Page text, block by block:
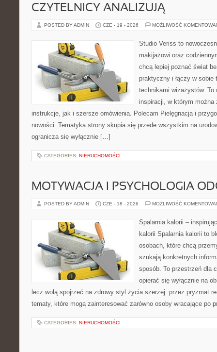
CZYTELNICY ANALIZUJĄ
POSTED BY ADMIN CZE - 19 - 2026 MOŻLIWOŚĆ
Studio Veriss to
makijażowi oraz
chcą lepiej poznać świat
praktyczny i łączy w sobie
technikami wizażystów. To
inspiracji, w którym można
instrukcje, jak i szersze omówienia. Polecam Pielęgnacja i
nowości. Tematyka strony skupia się przede wszystkim na
ogranicza się wyłącznie […]
CATEGORIES: NIERUCHOMOŚCI
MOTYWACJA I PSYCHOLOGIA
POSTED BY ADMIN CZE - 18 - 2026 MOŻLIWOŚĆ
Spalarnia kalorii –
kalorii Spalarnia kalorii to
osobach, które chcą
szukają konkretnych
sposób. To przestrzeń dla
opierać się wyłącznie na
lecz wolą spojrzeć na zdrowy styl życia szerzej: przez pryzmat
tematy, które mogą zainteresować zarówno osoby wracające po
CATEGORIES: NIERUCHOMOŚCI